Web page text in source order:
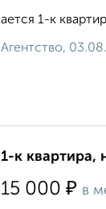
ается 1-к
Агентство,
1-к квартира,
15 000 ₽ в